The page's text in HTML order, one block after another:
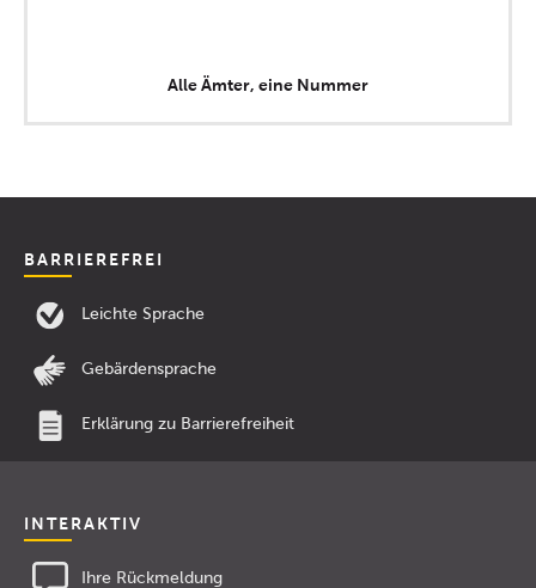
Alle Ämter, eine Nummer
BARRIEREFREI
Leichte Sprache
Gebärdensprache
Erklärung zu Barrierefreiheit
INTERAKTIV
Ihre Rückmeldung